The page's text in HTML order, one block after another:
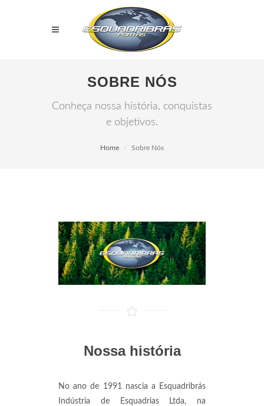
SOBRE NÓS
Conheça nossa história, conquistas
e objetivos.
Home Sobre Nós
Nossa história
No ano de 1991 nascia a Esquadribrás
Indústria de Esquadrias Ltda, na